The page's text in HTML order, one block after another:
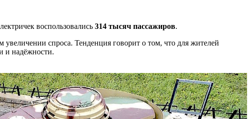
воспользовались 314 тысяч пассажиров.
увеличении спроса. Тенденция говорит о том, что для жителей
и надёжности.